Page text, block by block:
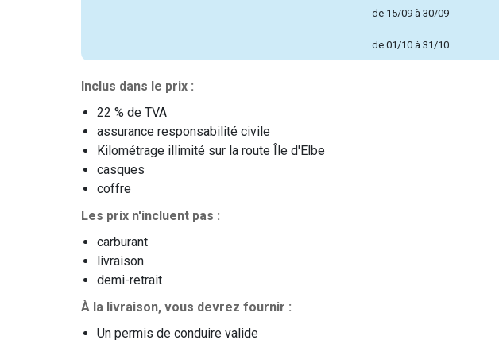
de 15/09 à 30/09
de 01/10 à 31/10
Inclus dans le prix :
22 % de TVA
assurance responsabilité civile
Kilométrage illimité sur la route Île d'Elbe
casques
coffre
Les prix n'incluent pas :
carburant
livraison
demi-retrait
À la livraison, vous devrez fournir :
Un permis de conduire valide